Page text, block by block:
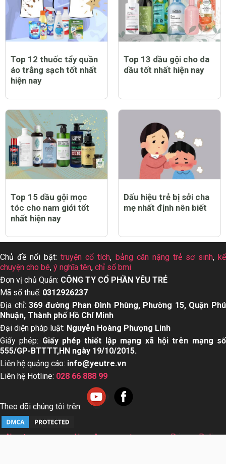
Top 12 thuốc tẩy quần
áo trắng sạch tốt nhất
hiện nay
Top 13 dầu gội cho da
dầu tốt nhất hiện nay
Top 15 dầu gội mọc
tóc cho nam giới tốt
nhất hiện nay
Dấu hiệu trẻ bị sởi cha
mẹ nhất định nên biết
Chủ đề nổi bật:truyện cổ tích, bảng cân nặng trẻ sơ sinh,kể
chuyện cho bé, ý nghĩa tên, chỉ số bmi
Đơn vị chủ Quản: CÔNG TY CỔ PHẦN YÊU TRẺ
Mã số thuế: 0312926237
Địa chỉ:369 đường Phan Đình Phùng, Phường 15, Quận Phú
Nhuận, Thành phố Hồ Chí Minh
Đại diện pháp luật: Nguyễn Hoàng Phượng Linh
Giấy phép: Giấy phép thiết lập mạng xã hội trên mạng số
555/GP-BTTTT,HN ngày 19/10/2015.
Liên hệ quảng cáo: info@yeutre.vn
Liên hệ Hotline: 028 66 888 99
Theo dõi chúng tôi trên:
About us User Agreement
Privacy Policy